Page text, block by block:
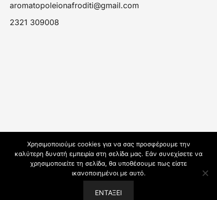
aromatopoleionafroditi@gmail.com
2321 309008
© 2026 Αρωματοπωλείον Αφροδίτη.
Χρησιμοποιούμε cookies για να σας προσφέρουμε την
καλύτερη δυνατή εμπειρία στη σελίδα μας. Εάν συνεχίσετε να
χρησιμοποιείτε τη σελίδα, θα υποθέσουμε πως είστε
ικανοποιημένοι με αυτό.
ΕΝΤΆΞΕΙ